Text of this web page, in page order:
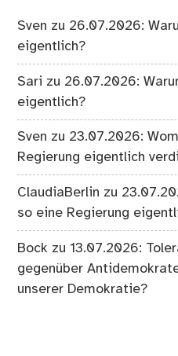
Sven zu 26.07.2026:
eigentlich?
Sari zu 26.07.2026:
eigentlich?
Sven zu 23.07.2026:
Regierung eigentlich
ClaudiaBerlin zu
so eine Regierung
Bock zu13.07.2026:
gegenüber
unserer Demokratie?